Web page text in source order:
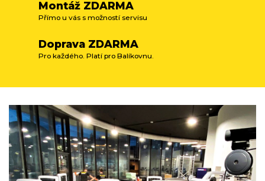
Montáž ZDARMA
Přímo u vás s možností servisu
Doprava ZDARMA
Pro každého. Platí pro Balíkovnu.